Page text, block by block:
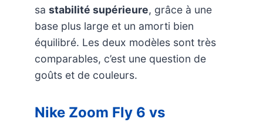
sa stabilité supérieure, grâce à une
base plus large et un amorti bien
équilibré. Les deux modèles sont très
comparables, c’est une question de
goûts et de couleurs.
Nike Zoom Fly 6 vs